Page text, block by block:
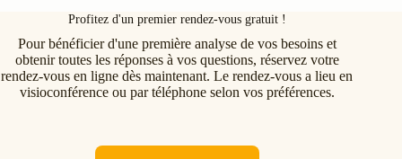
Profitez d'un premier rendez-vous gratuit !
Pour bénéficier d'une première analyse de vos besoins et
obtenir toutes les réponses à vos questions, réservez votre
rendez-vous en ligne dès maintenant. Le rendez-vous a lieu en
visioconférence ou par téléphone selon vos préférences.